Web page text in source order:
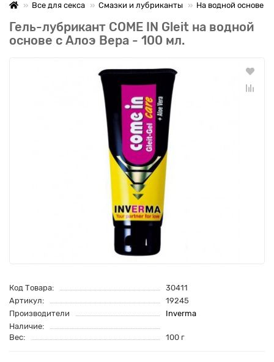
Все для секса Смазки и лубриканты На водной основе
Гель-лубрикант COME IN Gleit на водной
основе с Алоэ Вера - 100 мл.
Код Товара:
30411
Артикул:
19245
Производители
Inverma
Наличие:
Вес:
100 г